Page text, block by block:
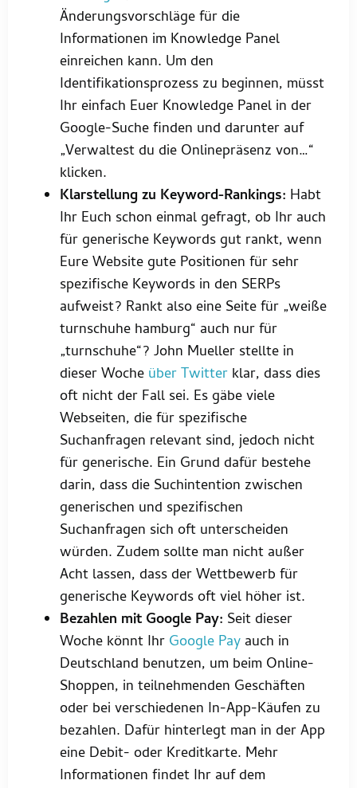
Änderungsvorschläge für die
Informationen im Knowledge Panel
einreichen kann. Um den
Identifikationsprozess zu beginnen, müsst
Ihr einfach Euer Knowledge Panel in der
Google-Suche finden und darunter auf
„Verwaltest du die Onlinepräsenz von…“
klicken.
Klarstellung zu Keyword-Rankings: Habt
Ihr Euch schon einmal gefragt, ob Ihr auch
für generische Keywords gut rankt, wenn
Eure Website gute Positionen für sehr
spezifische Keywords in den SERPs
aufweist? Rankt also eine Seite für „weiße
turnschuhe hamburg“ auch nur für
„turnschuhe“? John Mueller stellte in
dieser Woche über Twitter klar, dass dies
oft nicht der Fall sei. Es gäbe viele
Webseiten, die für spezifische
Suchanfragen relevant sind, jedoch nicht
für generische. Ein Grund dafür bestehe
darin, dass die Suchintention zwischen
generischen und spezifischen
Suchanfragen sich oft unterscheiden
würden. Zudem sollte man nicht außer
Acht lassen, dass der Wettbewerb für
generische Keywords oft viel höher ist.
Bezahlen mit Google Pay: Seit dieser
Woche könnt Ihr Google Pay auch in
Deutschland benutzen, um beim Online-
Shoppen, in teilnehmenden Geschäften
oder bei verschiedenen In-App-Käufen zu
bezahlen. Dafür hinterlegt man in der App
eine Debit- oder Kreditkarte. Mehr
Informationen findet Ihr auf dem